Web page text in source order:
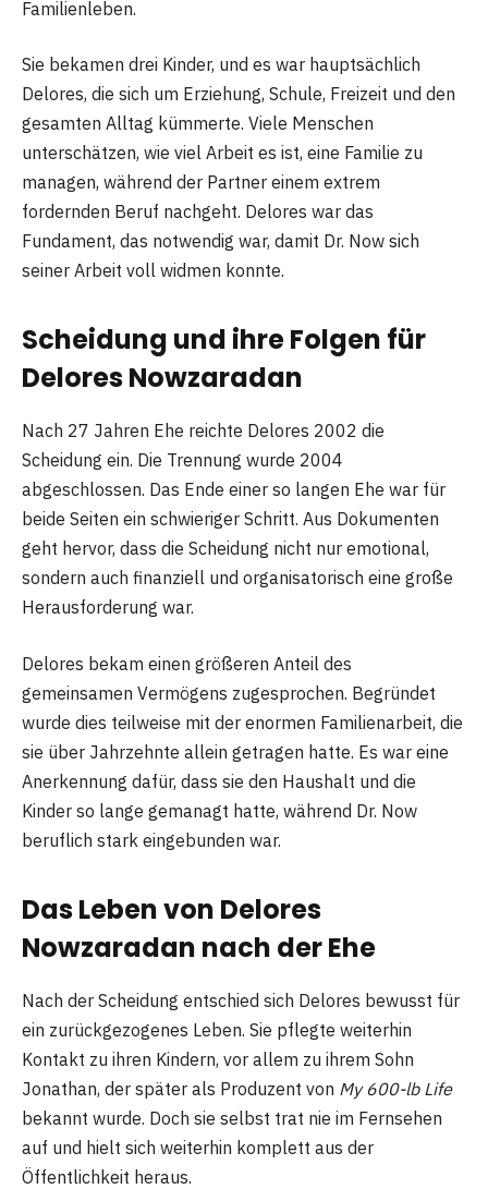
Familienleben.
Sie bekamen drei Kinder, und es war hauptsächlich
Delores, die sich um Erziehung, Schule, Freizeit und den
gesamten Alltag kümmerte. Viele Menschen
unterschätzen, wie viel Arbeit es ist, eine Familie zu
managen, während der Partner einem extrem
fordernden Beruf nachgeht. Delores war das
Fundament, das notwendig war, damit Dr. Now sich
seiner Arbeit voll widmen konnte.
Scheidung und ihre Folgen für
Delores Nowzaradan
Nach 27 Jahren Ehe reichte Delores 2002 die
Scheidung ein. Die Trennung wurde 2004
abgeschlossen. Das Ende einer so langen Ehe war für
beide Seiten ein schwieriger Schritt. Aus Dokumenten
geht hervor, dass die Scheidung nicht nur emotional,
sondern auch finanziell und organisatorisch eine große
Herausforderung war.
Delores bekam einen größeren Anteil des
gemeinsamen Vermögens zugesprochen. Begründet
wurde dies teilweise mit der enormen Familienarbeit, die
sie über Jahrzehnte allein getragen hatte. Es war eine
Anerkennung dafür, dass sie den Haushalt und die
Kinder so lange gemanagt hatte, während Dr. Now
beruflich stark eingebunden war.
Das Leben von Delores
Nowzaradan nach der Ehe
Nach der Scheidung entschied sich Delores bewusst für
ein zurückgezogenes Leben. Sie pflegte weiterhin
Kontakt zu ihren Kindern, vor allem zu ihrem Sohn
Jonathan, der später als Produzent von My 600-lb Life
bekannt wurde. Doch sie selbst trat nie im Fernsehen
auf und hielt sich weiterhin komplett aus der
Öffentlichkeit heraus.